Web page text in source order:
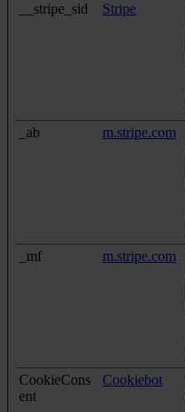
__stripe_sid Stripe
_ab m.stripe.com
_mf m.stripe.com
CookieCons
ent
Cookiebot